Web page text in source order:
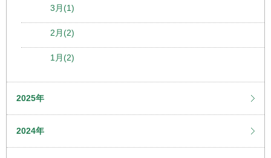
3月(1)
2月(2)
1月(2)
2025年
2024年